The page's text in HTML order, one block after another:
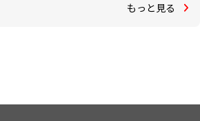
もっと見る